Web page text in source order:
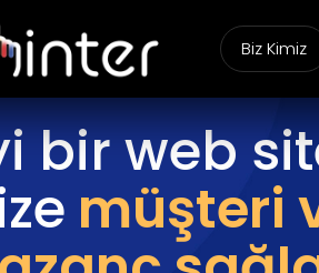
Biz Kimiz
bir web
müşteri